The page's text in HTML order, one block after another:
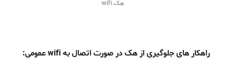
هک wifi
راهکار های جلوگیری از هک در صورت اتصال به wifi عمومی: